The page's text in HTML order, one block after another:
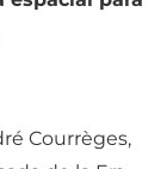
Courrèges,